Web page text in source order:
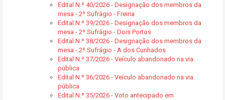
Edital N.º 40/2026 - Designação dos membros da
mesa - 2º Sufrágio - Freiria
Edital N.º 39/2026 - Designação dos membros da
mesa - 2º Sufrágio - Dois Portos
Edital N.º 38/2026 - Designação dos membros da
mesa - 2º Sufrágio - A dos Cunhados
Edital N.º 37/2026 - Veículo abandonado na via
pública
Edital N.º 36/2026 - Veículo abandonado na via
pública
Edital N.º 35/2026 - Voto antecipado em